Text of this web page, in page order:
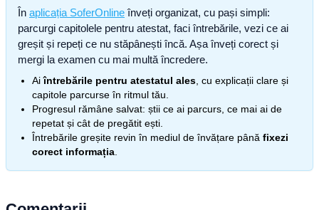
În aplicația SoferOnline înveți organizat, cu pași simpli:
parcurgi capitolele pentru atestat, faci întrebările, vezi ce ai
greșit și repeți ce nu stăpânești încă. Așa înveți corect și
mergi la examen cu mai multă încredere.
Aiîntrebările pentru atestatul ales , cu explicații clare și
capitole parcurse în ritmul tău.
Progresul rămâne salvat: știi ce ai parcurs, ce mai ai de
repetat și cât de pregătit ești.
Întrebările greșite revin în mediul de învățare până fixezi
corect informația